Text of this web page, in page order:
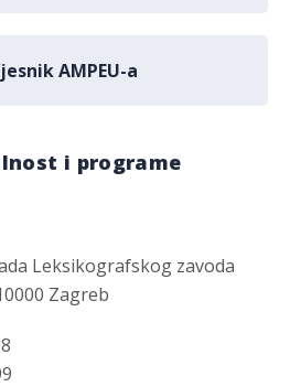
AMPEU-a
i programe
Leksikografskog zavoda
Zagreb